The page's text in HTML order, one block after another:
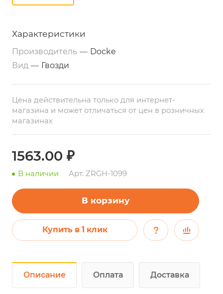
Характеристики
Производитель — Docke
Вид — Гвозди
Цена действительна только для интернет-
магазина и может отличаться от цен в розничных
магазинах
1563.00 ₽
В наличии Арт. ZRGH-1099
В корзину
Купить в 1 клик
Описание Оплата Доставка